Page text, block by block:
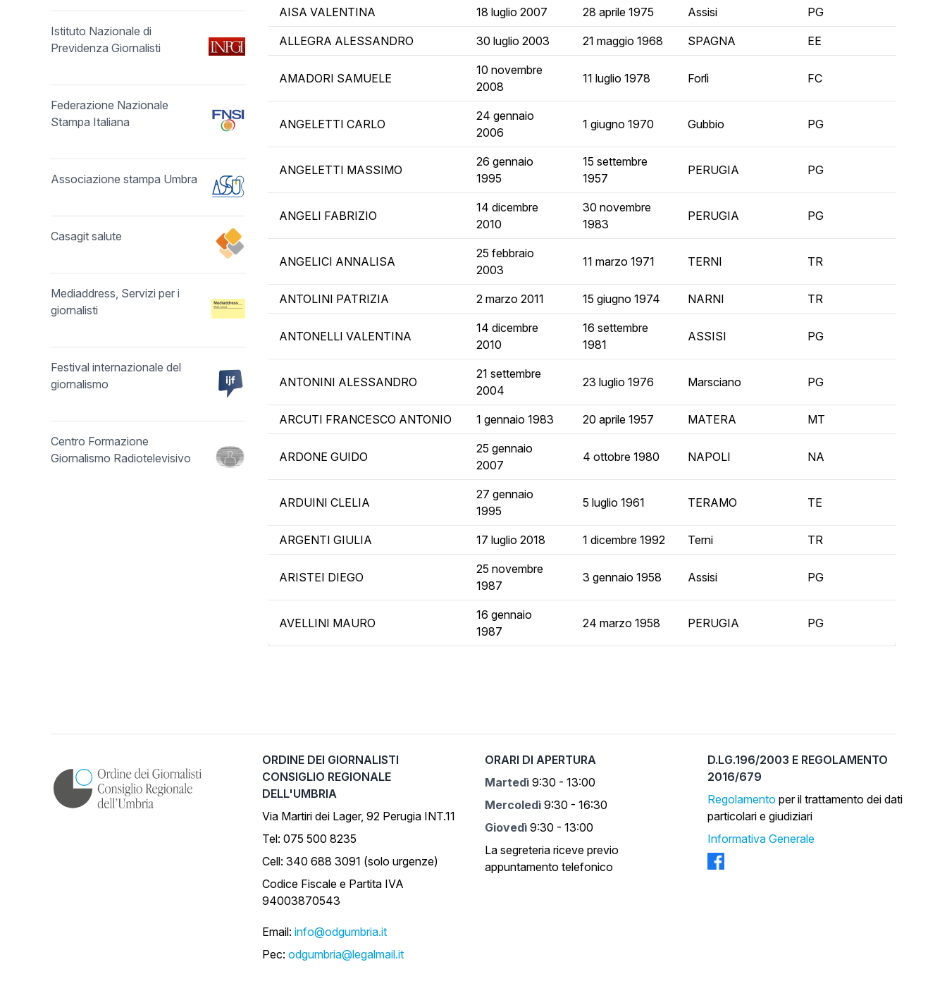
Istituto Nazionale di
Previdenza Giornalisti
Federazione Nazionale
Stampa Italiana
Associazione stampa Umbra
Casagit salute
Mediaddress, Servizi per i
giornalisti
Festival internazionale del
giornalismo
Centro Formazione
Giornalismo Radiotelevisivo
AISA VALENTINA 18 luglio 2007 28 aprile 1975 Assisi PG
ALLEGRA ALESSANDRO 30 luglio 2003 21 maggio 1968 SPAGNA EE
AMADORI SAMUELE
10 novembre
2008
11 luglio 1978 Forlì FC
ANGELETTI CARLO
24 gennaio
2006
1 giugno 1970 Gubbio PG
ANGELETTI MASSIMO
26 gennaio
1995
15 settembre
1957
PERUGIA PG
ANGELI FABRIZIO
14 dicembre
2010
30 novembre
1983
PERUGIA PG
ANGELICI ANNALISA
25 febbraio
2003
11 marzo 1971 TERNI TR
ANTOLINI PATRIZIA 2 marzo 2011 15 giugno 1974 NARNI TR
ANTONELLI VALENTINA
14 dicembre
2010
16 settembre
1981
ASSISI PG
ANTONINI ALESSANDRO
21 settembre
2004
23 luglio 1976 Marsciano PG
ARCUTI FRANCESCO ANTONIO 1 gennaio 1983 20 aprile 1957 MATERA MT
ARDONE GUIDO
25 gennaio
2007
4 ottobre 1980 NAPOLI NA
ARDUINI CLELIA
27 gennaio
1995
5 luglio 1961 TERAMO TE
ARGENTI GIULIA 17 luglio 2018 1 dicembre 1992 Terni TR
ARISTEI DIEGO
25 novembre
1987
3 gennaio 1958 Assisi PG
AVELLINI MAURO
16 gennaio
1987
24 marzo 1958 PERUGIA PG
ORDINE DEI GIORNALISTI
CONSIGLIO REGIONALE
DELL'UMBRIA
Via Martiri dei Lager, 92 Perugia INT.11
Tel: 075 500 8235
Cell: 340 688 3091 (solo urgenze)
Codice Fiscale e Partita IVA
94003870543
Email: info@odgumbria.it
Pec: odgumbria@legalmail.it
ORARI DI APERTURA
Martedì 9:30 - 13:00
Mercoledì 9:30 - 16:30
Giovedì 9:30 - 13:00
La segreteria riceve previo
appuntamento telefonico
D.LG.196/2003 E REGOLAMENTO
2016/679
Regolamento per il trattamento dei dati
particolari e giudiziari
Informativa Generale